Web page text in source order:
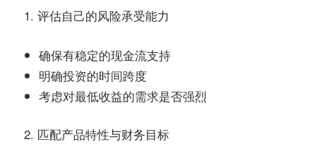
1. 评估自己的风险承受能力
确保有稳定的现金流支持
明确投资的时间跨度
考虑对最低收益的需求是否强烈
2. 匹配产品特性与财务目标